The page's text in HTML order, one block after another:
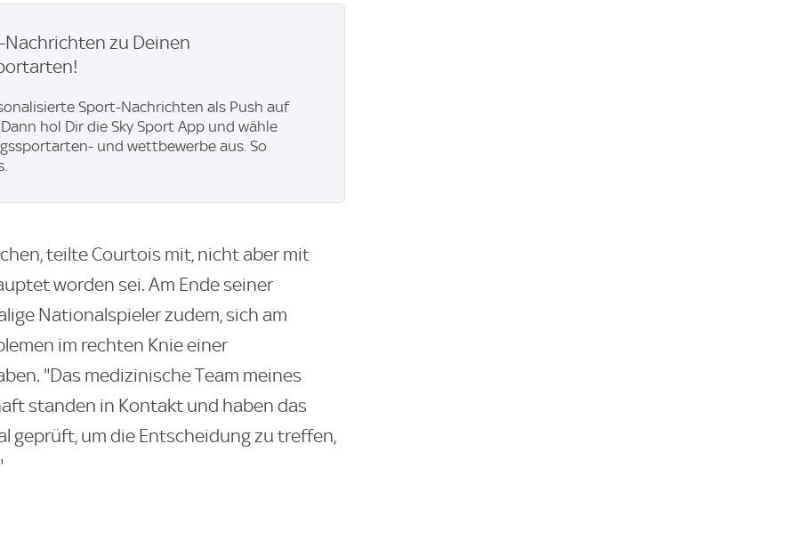
zu Deinen
Sport-Nachrichten als Push auf
hol Dir die Sky Sport App und wähle
und wettbewerbe aus. So
teilte Courtois mit, nicht aber mit
worden sei. Am Ende seiner
Nationalspieler zudem, sich am
im rechten Knie einer
"Das medizinische Team meines
standen in Kontakt und haben das
geprüft, um die Entscheidung zu treffen,